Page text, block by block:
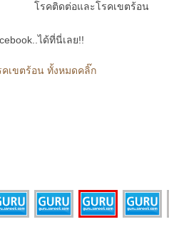
โรคติดต่อและโรคเขตร้อน
ได้ที่นี่เลย!!
เขตร้อน ทั้งหมดคลิ๊ก